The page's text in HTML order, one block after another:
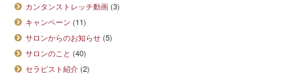
カンタンストレッチ動画 (3)
キャンペーン (11)
サロンからのお知らせ (5)
サロンのこと (40)
セラピスト紹介 (2)